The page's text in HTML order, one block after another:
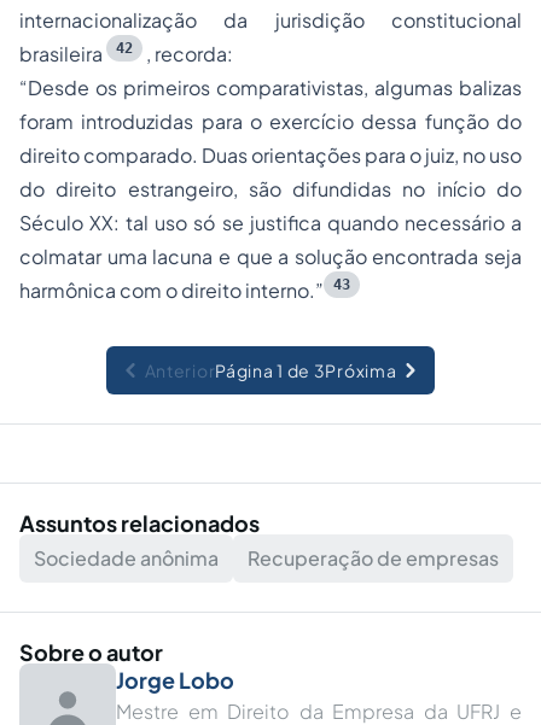
internacionalização da jurisdição constitucional
brasileira
42 , recorda:
“Desde os primeiros comparativistas, algumas balizas
foram introduzidas para o exercício dessa função do
direito comparado. Duas orientações para o juiz, no uso
do direito estrangeiro, são difundidas no início do
Século XX: tal uso só se justifica quando necessário a
colmatar uma lacuna e que a solução encontrada seja
harmônica com o direito interno.”
43
AnteriorPágina 1 de 3Próxima
Assuntos relacionados
Sociedade anônima Recuperação de empresas
Sobre o autor
Jorge Lobo
Mestre em Direito da Empresa da UFRJ e